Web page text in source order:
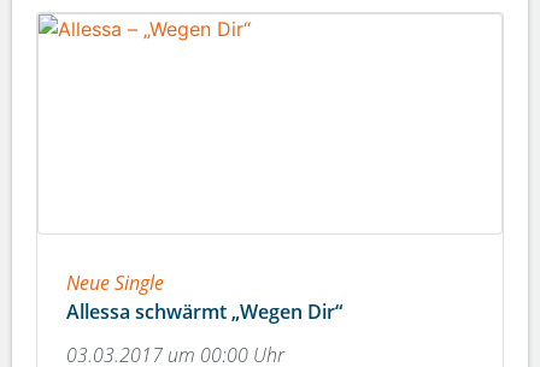
Neue Single
Allessa schwärmt „Wegen Dir“
03.03.2017 um 00:00 Uhr